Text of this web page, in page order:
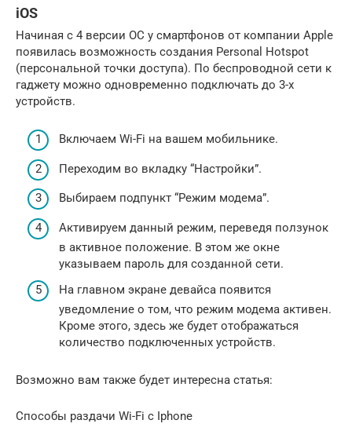
iOS
Начиная с 4 версии ОС у смартфонов от компании Apple
появилась возможность создания Personal Hotspot
(персональной точки доступа). По беспроводной сети к
гаджету можно одновременно подключать до 3-х
устройств.
Включаем Wi-Fi на вашем мобильнике.
Переходим во вкладку “Настройки”.
Выбираем подпункт “Режим модема”.
Активируем данный режим, переведя ползунок
в активное положение. В этом же окне
указываем пароль для созданной сети.
На главном экране девайса появится
уведомление о том, что режим модема активен.
Кроме этого, здесь же будет отображаться
количество подключенных устройств.
Возможно вам также будет интересна статья:
Способы раздачи Wi-Fi с Iphone